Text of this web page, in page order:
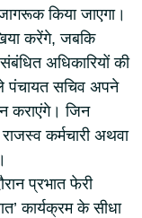
किया जाएगा।
करेंगे, जबकि
अधिकारियों की
पंचायत सचिव अपने
कराएंगे। जिन
कर्मचारी अथवा
प्रभात फेरी
कार्यक्रम के सीधा